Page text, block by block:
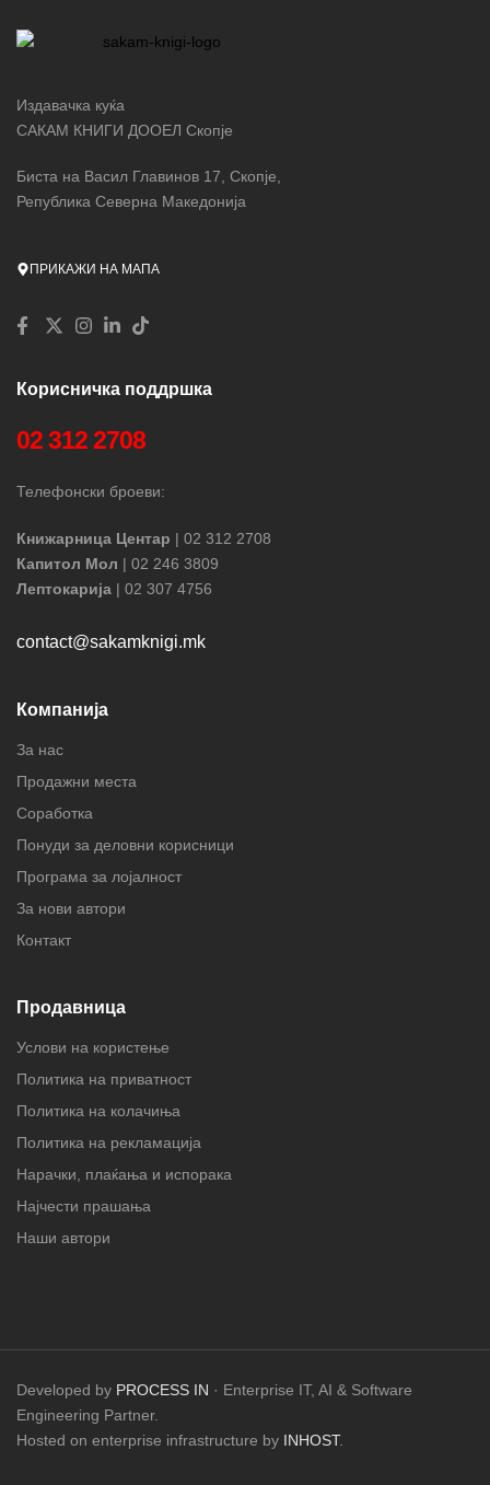
Издавачка куќа
САКАМ КНИГИ ДООЕЛ Скопје
Биста на Васил Главинов 17, Скопје,
Република Северна Македонија
ПРИКАЖИ НА МАПА
Корисничка поддршка
02 312 2708
Телефонски броеви:
Книжарница Центар | 02 312 2708
Капитол Мол | 02 246 3809
Лептокарија | 02 307 4756
contact@sakamknigi.mk
Компанија
За нас
Продажни места
Соработка
Понуди за деловни корисници
Програма за лојалност
За нови автори
Контакт
Продавница
Услови на користење
Политика на приватност
Политика на колачиња
Политика на рекламација
Нарачки, плаќања и испорака
Најчести прашања
Наши автори
Developed by PROCESS IN · Enterprise IT, AI & Software
Engineering Partner.
Hosted on enterprise infrastructure by INHOST.